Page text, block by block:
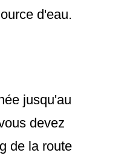
d'eau.
jusqu'au
devez
de la route